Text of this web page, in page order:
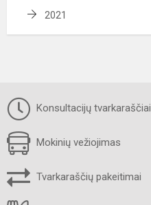
2021
Konsultacijų tvarkaraščiai
Mokinių vežiojimas
Tvarkaraščių pakeitimai